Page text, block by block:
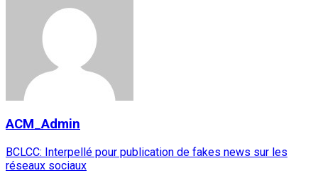
ACM_Admin
BCLCC: Interpellé pour publication de fakes news sur les
réseaux sociaux